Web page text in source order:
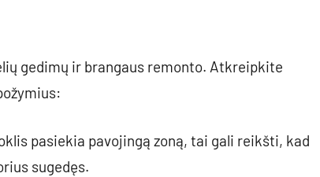
gedimų ir brangaus remonto. Atkreipkite
pasiekia pavojingą zoną, tai gali reikšti, kad
sugedęs.